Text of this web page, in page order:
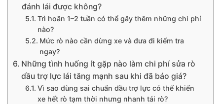
đánh lái được không?
Trì hoãn 1–2 tuần có thể gây thêm những chi phí
nào?
Mức rò nào cần dừng xe và đưa đi kiểm tra
ngay?
Những tình huống ít gặp nào làm chi phí sửa rò
dầu trợ lực lái tăng mạnh sau khi đã báo giá?
Vì sao dùng sai chuẩn dầu trợ lực có thể khiến
xe hết rò tạm thời nhưng nhanh tái rò?